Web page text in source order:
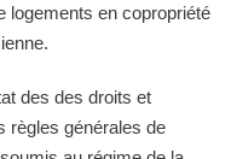
logements en copropriété
des des droits et
règles générales de